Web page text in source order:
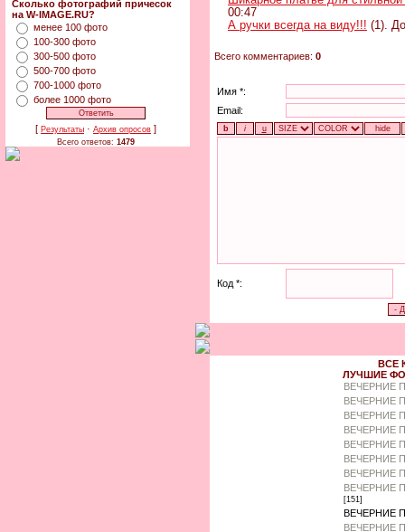
Сколько фотографий причесок
на W-IMAGE.RU?
менее 100 фото
100-300 фото
300-500 фото
500-700 фото
700-1000 фото
более 1000 фото
[ Результаты · Архив опросов ]
Всего ответов: 1479
00:47
А ручки всегда на виду!!! (1).
Всего комментариев: 0
Имя *:
Email:
Код *:
ВСЕ
ЛУЧШИЕ
ВЕЧЕРНИЕ
ВЕЧЕРНИЕ
ВЕЧЕРНИЕ
ВЕЧЕРНИЕ
ВЕЧЕРНИЕ
ВЕЧЕРНИЕ
ВЕЧЕРНИЕ
ВЕЧЕРНИЕ
[151]
ВЕЧЕРНИЕ
ВЕЧЕРНИЕ